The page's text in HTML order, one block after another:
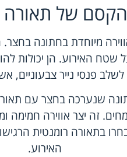
של תאורה
מיוחדת בחתונה
האירוע. הן יכולות
פנסי נייר צבעוניים,
שנערכה בחצר עם
זה יצר אווירה חמימה
שבחרו בתאורה
האירוע.